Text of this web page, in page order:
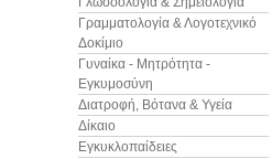
Γραμματολογία & Λογοτεχνικό
Δοκίμιο
Γυναίκα - Μητρότητα -
Εγκυμοσύνη
Διατροφή, Βότανα & Υγεία
Δίκαιο
Εγκυκλοπαίδειες